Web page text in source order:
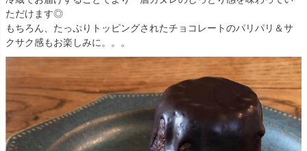
ただけます◎
もちろん、たっぷりトッピングされたチョコレートのパリパリ＆サ
クサク感もお楽しみに。。。